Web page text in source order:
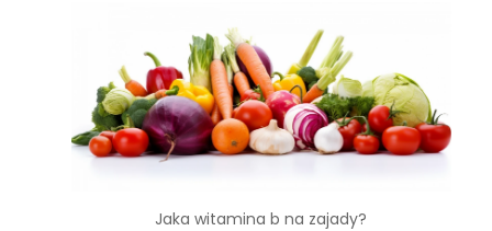
Jaka witamina b na zajady?